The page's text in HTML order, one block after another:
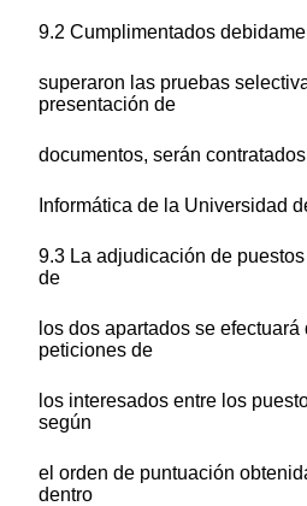
9.2 Cumplimentados
superaron las pruebas
presentación de
documentos, serán
Informática de la Universidad
9.3 La adjudicación de
de
los dos apartados se
peticiones de
los interesados entre los
según
el orden de puntuación
dentro